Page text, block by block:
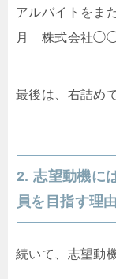
アルバイトを
月 株式会社◯◯
最後は、右詰め
2. 志望動機に
員を目指す理
続いて、志望動